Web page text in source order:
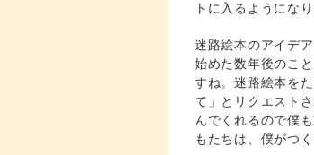
トに入るようになり
迷路絵本のアイデ
始めた数年後のこ
すね。迷路絵本を
て」とリクエスト
んでくれるので僕
もたちは、僕がつ